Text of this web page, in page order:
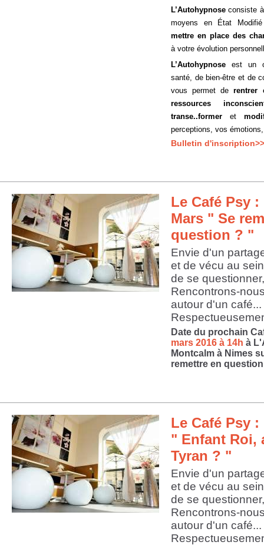
L’Autohypnose consiste
moyens en État
mettre en place des
à votre évolution
L’Autohypnose est un
santé, de bien-être et de
vous permet derentrer
ressources
transe..former et
perceptions, vos
Bulletin d'inscription>>
Le Café Psy
Mars " Se
question ? "
Envie d'un
et de vécu au
de se
Rencontrons-
autour d'un
Date du prochain
mars 2016 à 14h à
Montcalm à Nimes
remettre en
Le Café Psy
" Enfant Roi,
Tyran ? "
Envie d'un
et de vécu au
de se
Rencontrons-
autour d'un